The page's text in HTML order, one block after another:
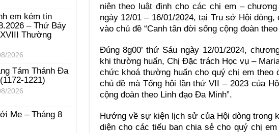
niên theo luật định cho các chị em –
ngày 12/01 – 16/01/2024, tại Trụ sở Hội
vào chủ đề “Canh tân đời sống cộng đoàn
Đúng 8g00’ thứ Sáu ngày 12/01/2024,
khi thường huấn, Chị Đặc trách Học vụ –
chức khoá thường huấn cho quý chị em theo
chủ đề mà Tổng hội lần thứ VII – 2023 của
cộng đoàn theo Linh đạo Đa Minh”.
Hướng về sự kiện lịch sử của Hội dòng trong
diện cho các tiểu ban chia sẻ cho quý chị
em kém tin
– Thứ Bảy
Thường
2026
Tám Thánh Ða
1221)
2026
Mẹ – Tháng 8